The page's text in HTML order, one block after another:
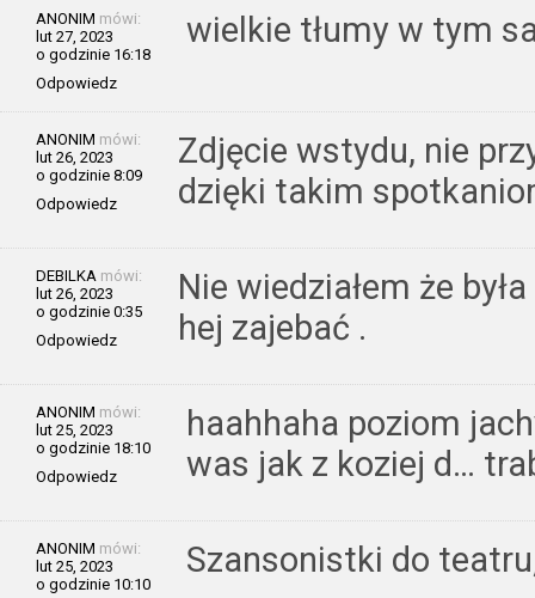
ANONIM mówi:
lut 27, 2023
o godzinie 16:18
Odpowiedz
wielkie tłumy w tym
ANONIM mówi:
lut 26, 2023
o godzinie 8:09
Odpowiedz
Zdjęcie wstydu, nie
dzięki takim
DEBILKA mówi:
lut 26, 2023
o godzinie 0:35
Odpowiedz
Nie wiedziałem że
hej zajebać .
ANONIM mówi:
lut 25, 2023
o godzinie 18:10
Odpowiedz
haahhaha poziom
was jak z koziej d…
ANONIM mówi:
lut 25, 2023
o godzinie 10:10
Szansonistki do